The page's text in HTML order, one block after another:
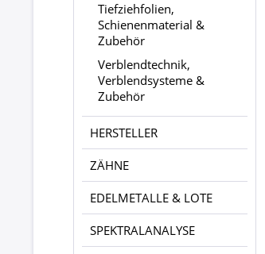
Tiefziehfolien,
Schienenmaterial &
Zubehör
Verblendtechnik,
Verblendsysteme &
Zubehör
HERSTELLER
ZÄHNE
EDELMETALLE & LOTE
SPEKTRALANALYSE